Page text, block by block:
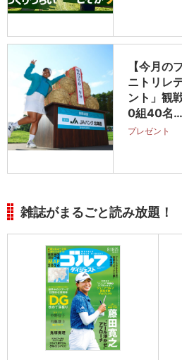
【今月の
ニトリレ
ント」観
0組40名…
プレゼント
雑誌がまるごと読み放題！